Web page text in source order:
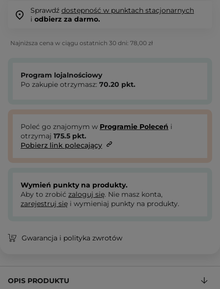
Sprawdź dostępność w punktach stacjonarnych
i odbierz za darmo.
Najniższa cena w ciągu ostatnich 30 dni: 78,00 zł
Program lojalnościowy
Po zakupie otrzymasz: 70.20 pkt.
Poleć go znajomym w Programie Poleceń i
otrzymaj 175.5 pkt.
Pobierz link polecający
Wymień punkty na produkty.
Aby to zrobić zaloguj się. Nie masz konta,
zarejestruj się i wymieniaj punkty na produkty.
Gwarancja i polityka zwrotów
OPIS PRODUKTU